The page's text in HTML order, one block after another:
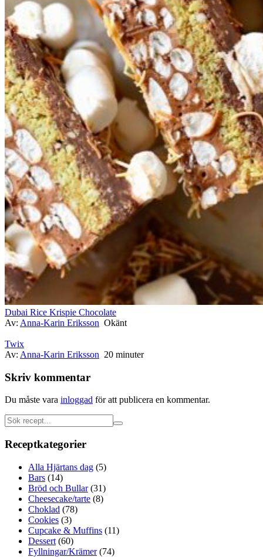
Dubai Rice Krispie Chocolate
Av: Anna-Karin Eriksson Okänt
Twix
Av: Anna-Karin Eriksson 20 minuter
Skriv kommentar
Du måste vara inloggad för att publicera en kommentar.
Receptkategorier
Alla Hjärtans dag (5)
Bars (14)
Bröd och Bullar(31)
Cheesecake/tarte (8)
Choklad (78)
Cookies (3)
Cupcake & Muffins (11)
Dessert (60)
Fyllningar/Krämer(74)